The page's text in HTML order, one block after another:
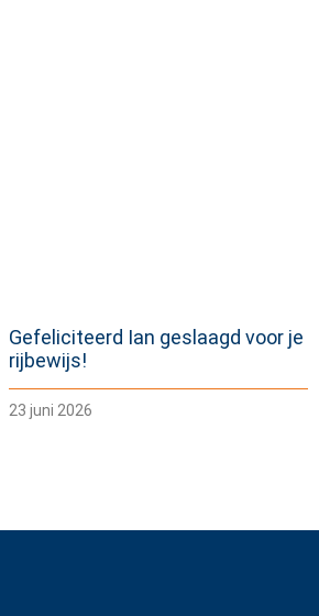
Gefeliciteerd Ian geslaagd voor je
rijbewijs!
23 juni 2026